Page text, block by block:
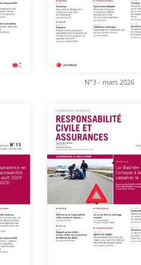
N°3 - mars 2026